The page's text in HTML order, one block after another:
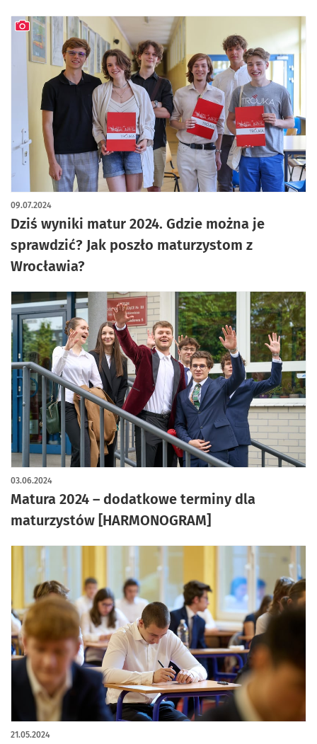
Dziś wyniki matur 2024. Gdzie można je
sprawdzić? Jak poszło maturzystom z
Wrocławia?
09.07.2024
artykuł z galerią zdjęć
Matura 2024 – dodatkowe terminy dla
maturzystów [HARMONOGRAM]
03.06.2024
21.05.2024